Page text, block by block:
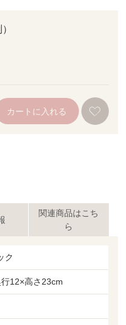
カートに入れる
関連商品はこち
ら
ク
行12×高さ23cm